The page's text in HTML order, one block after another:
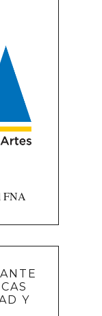
FNA
Y